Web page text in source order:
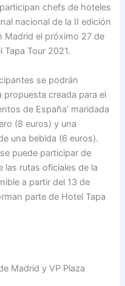
chefs de hoteles
nacional de la II edición
Madrid el próximo 27 de
Tour 2021.
se podrán
creada para el
de España’ maridada
(8 euros) y una
una bebida (6 euros).
puede participar de
las rutas oficiales de la
a partir del 13 de
parte de Hotel Tapa
Madrid y VP Plaza